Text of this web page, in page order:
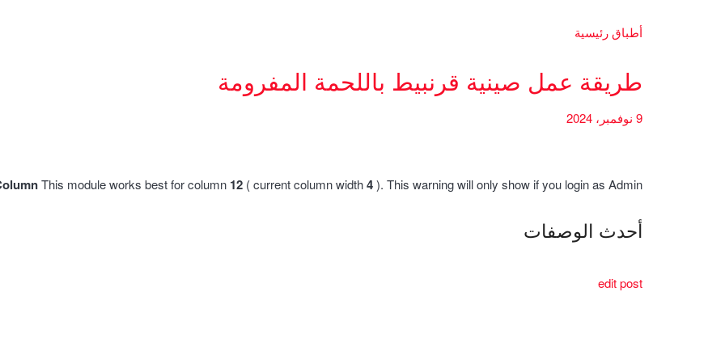
أطباق رئيسية
طريقة عمل صينية قرنبيط باللحمة المفرومة
9 نوفمبر، 2024
This module works best for column 12 ( current column width4). This warning will only show if you login as Admin.
أحدث الوصفات
edit post